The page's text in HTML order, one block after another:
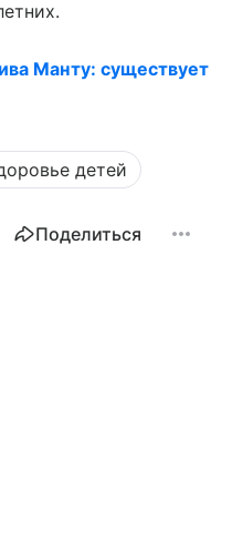
Манту: существует
детей
Поделиться